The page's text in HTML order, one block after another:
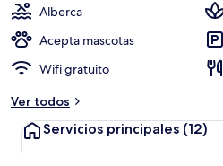
Alberca
Acepta mascotas
Wifi gratuito
Ver todos
Servicios principales (12)